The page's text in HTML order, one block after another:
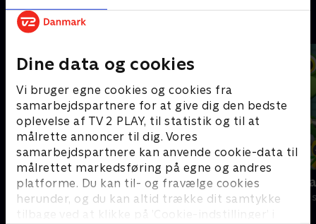
Dine data og cookies
Vi bruger egne cookies og cookies fra
samarbejdspartnere for at give dig den bedste
oplevelse af TV 2 PLAY, til statistik og til at
målrette annoncer til dig. Vores
samarbejdspartnere kan anvende cookie-data til
målrettet markedsføring på egne og andres
platforme. Du kan til- og fravælge cookies
herunder, og du kan altid trække dit samtykke
tilbage ved at klikke på ’Cookie-indstillinger’ i
Andre så også
Gurli Gris
Børneserier • 4 sæsoner
Geckos
Børneserier • 2